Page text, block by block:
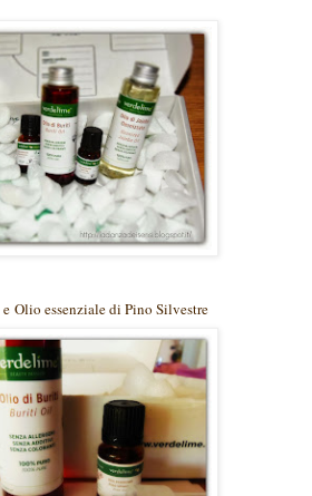
e Olio essenziale di Pino Silvestre